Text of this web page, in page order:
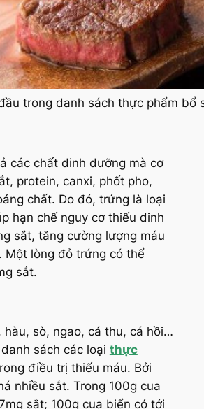
trong danh sách thực phẩm bổ
các chất dinh dưỡng mà cơ
protein, canxi, phốt pho,
chất. Do đó, trứng là loại
hạn chế nguy cơ thiếu dinh
sắt, tăng cường lượng máu
Một lòng đỏ trứng có thể
sắt.
hàu, sò, ngao, cá thu, cá hồi…
sách các loại thực
điều trị thiếu máu. Bởi
nhiều sắt. Trong 100g cua
sắt; 100g cua biển có tới